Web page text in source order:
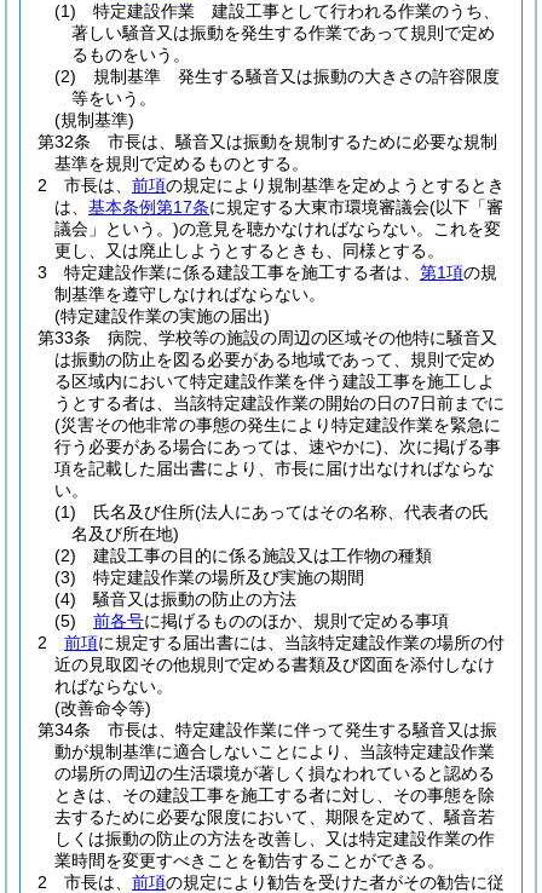
(1)
特定建設作業 建設工事として行われる作業のうち、
著しい騒音又は振動を発生する作業であって規則で定め
るものをいう。
(2)
規制基準 発生する騒音又は振動の大きさの許容限度
等をいう。
(規制基準)
第32条
市長は、騒音又は振動を規制するために必要な規制
基準を規則で定めるものとする。
2
市長は、 前項の規定により規制基準を定めようとするとき
は、 基本条例第17条に規定する大東市環境審議会(以下「審
議会」という。)の意見を聴かなければならない。
これを変
更し、又は廃止しようとするときも、同様とする。
3
特定建設作業に係る建設工事を施工する者は、 第1項の規
制基準を遵守しなければならない。
(特定建設作業の実施の届出)
第33条
病院、学校等の施設の周辺の区域その他特に騒音又
は振動の防止を図る必要がある地域であって、規則で定め
る区域内において特定建設作業を伴う建設工事を施工しよ
うとする者は、当該特定建設作業の開始の日の7日前までに
(災害その他非常の事態の発生により特定建設作業を緊急に
行う必要がある場合にあっては、速やかに) 、次に掲げる事
項を記載した届出書により、市長に届け出なければならな
い。
(1)
氏名及び住所(法人にあってはその名称、代表者の氏
名及び所在地)
(2)
建設工事の目的に係る施設又は工作物の種類
(3)
特定建設作業の場所及び実施の期間
(4)
騒音又は振動の防止の方法
(5)
前各号に掲げるもののほか、規則で定める事項
2
前項に規定する届出書には、当該特定建設作業の場所の付
近の見取図その他規則で定める書類及び図面を添付しなけ
ればならない。
(改善命令等)
第34条
市長は、特定建設作業に伴って発生する騒音又は振
動が規制基準に適合しないことにより、当該特定建設作業
の場所の周辺の生活環境が著しく損なわれていると認める
ときは、その建設工事を施工する者に対し、その事態を除
去するために必要な限度において、期限を定めて、騒音若
しくは振動の防止の方法を改善し、又は特定建設作業の作
業時間を変更すべきことを勧告することができる。
2
市長は、 前項の規定により勧告を受けた者がその勧告に従